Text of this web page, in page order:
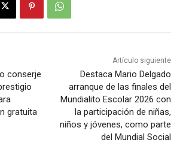
conserje
gratuita
Artículo siguiente
Destaca Mario Delgado
arranque de las finales del
Mundialito Escolar 2026 con
la participación de niñas,
niños y jóvenes, como parte
del Mundial Social